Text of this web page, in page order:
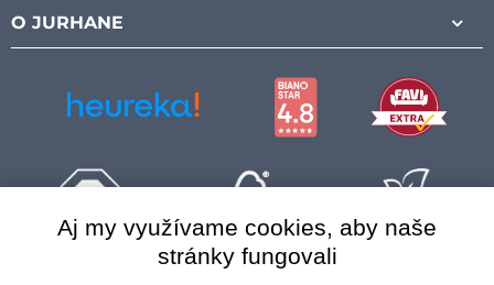
O JURHANE
Aj my využívame cookies, aby naše
stránky fungovali